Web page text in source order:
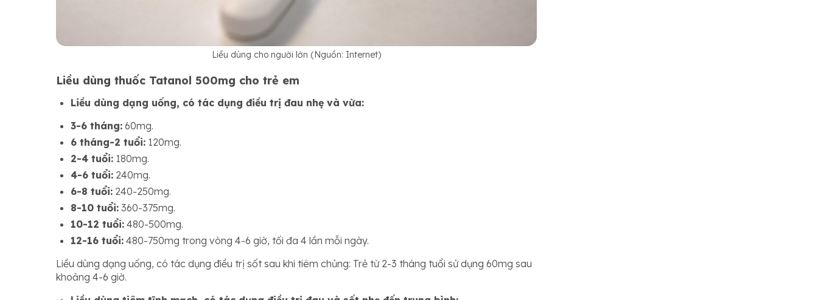
Liều dùng cho người lớn (Nguồn: Internet)
Liều dùng thuốc Tatanol 500mg cho trẻ em
Liều dùng dạng uống, có tác dụng điều trị đau nhẹ và vừa:
3-6 tháng: 60mg.
6 tháng-2 tuổi: 120mg.
2-4 tuổi: 180mg.
4-6 tuổi: 240mg.
6-8 tuổi: 240-250mg.
8-10 tuổi: 360-375mg.
10-12 tuổi: 480-500mg.
12-16 tuổi: 480-750mg trong vòng 4-6 giờ, tối đa 4 lần mỗi ngày.
Liều dùng dạng uống, có tác dụng điều trị sốt sau khi tiêm chủng: Trẻ từ 2-3 tháng tuổi sử dụng 60mg sau
khoảng 4-6 giờ.